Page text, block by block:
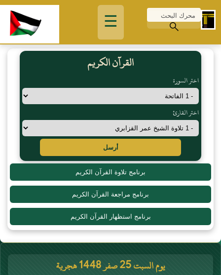
☰
القرآن الكريم
اختر السورة
اختر القارئ
أرسل
برنامج تلاوة القرآن الكريم
برنامج مراجعة القرآن الكريم
برنامج استظهار القرآن الكريم
يوم السبت 25 صفر 1448 هجرية